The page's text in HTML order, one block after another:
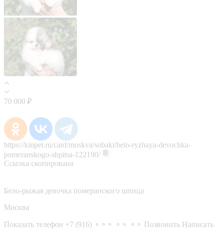
70 000 ₽
https://kinpet.ru/card/moskva/sobaki/belo-ryzhaya-devochka-
pomeranskogo-shpitsa-122190/
Ссылка скопирована
Бело-рыжая девочка померанского шпица
Москва
Показать телефон +7 (916) ⚬⚬⚬ ⚬⚬ ⚬⚬ Позвонить Написать